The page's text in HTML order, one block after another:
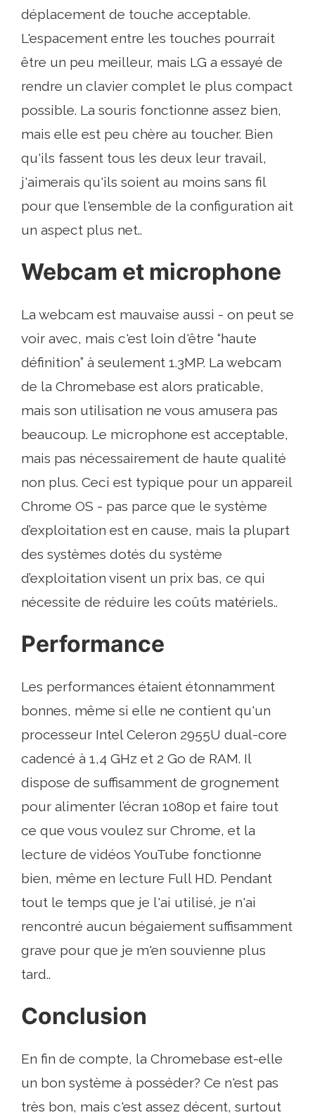
déplacement de touche acceptable.
L'espacement entre les touches pourrait
être un peu meilleur, mais LG a essayé de
rendre un clavier complet le plus compact
possible. La souris fonctionne assez bien,
mais elle est peu chère au toucher. Bien
qu'ils fassent tous les deux leur travail,
j'aimerais qu'ils soient au moins sans fil
pour que l'ensemble de la configuration ait
un aspect plus net..
Webcam et microphone
La webcam est mauvaise aussi - on peut se
voir avec, mais c'est loin d'être “haute
définition” à seulement 1.3MP. La webcam
de la Chromebase est alors praticable,
mais son utilisation ne vous amusera pas
beaucoup. Le microphone est acceptable,
mais pas nécessairement de haute qualité
non plus. Ceci est typique pour un appareil
Chrome OS - pas parce que le système
d’exploitation est en cause, mais la plupart
des systèmes dotés du système
d’exploitation visent un prix bas, ce qui
nécessite de réduire les coûts matériels..
Performance
Les performances étaient étonnamment
bonnes, même si elle ne contient qu'un
processeur Intel Celeron 2955U dual-core
cadencé à 1,4 GHz et 2 Go de RAM. Il
dispose de suffisamment de grognement
pour alimenter l’écran 1080p et faire tout
ce que vous voulez sur Chrome, et la
lecture de vidéos YouTube fonctionne
bien, même en lecture Full HD. Pendant
tout le temps que je l'ai utilisé, je n'ai
rencontré aucun bégaiement suffisamment
grave pour que je m'en souvienne plus
tard..
Conclusion
En fin de compte, la Chromebase est-elle
un bon système à posséder? Ce n'est pas
très bon, mais c'est assez décent, surtout